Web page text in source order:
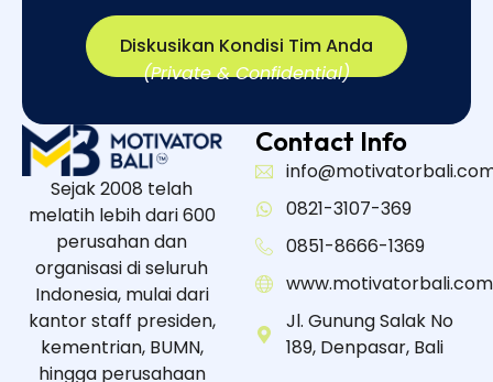
Diskusikan Kondisi Tim Anda
(Private & Confidential)
Sejak 2008 telah
melatih lebih dari 600
perusahan dan
organisasi di seluruh
Indonesia, mulai dari
kantor staff presiden,
kementrian, BUMN,
hingga perusahaan
Contact Info
0821-3107-369
0851-8666-1369
www.motivatorbali.com
Jl. Gunung Salak No
189, Denpasar, Bali